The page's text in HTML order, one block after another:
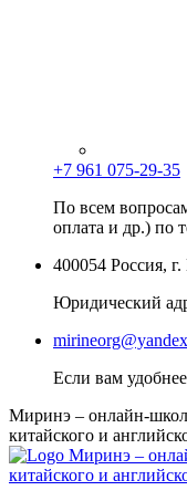
+7 961 075-29-35
По всем
оплата и др.) по
400054 Россия,
Юридический
Если вам
Миринэ – онлайн-
китайского и